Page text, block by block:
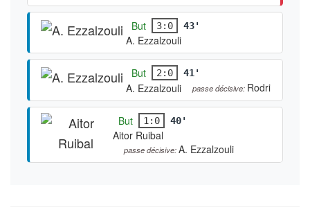
But 3:0 43'
A. Ezzalzouli
But 2:0 41'
A. Ezzalzouli passe décisive: Rodri
But 1:0 40'
Aitor Ruibal
passe décisive:A. Ezzalzouli